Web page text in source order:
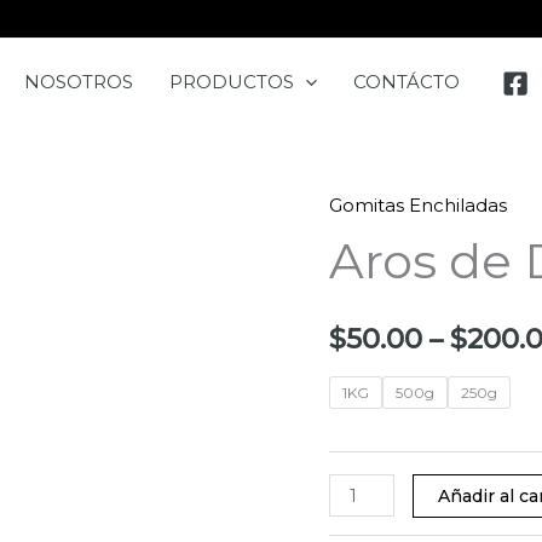
NOSOTROS PRODUCTOS CONTÁCTO
Gomitas Enchiladas
Aros de
$50.00 – $
1KG 500g 250g
Aros
de
Durazno
Añadir al